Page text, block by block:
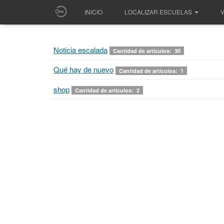
INICIO LOCALIZAR ESCUELAS
Noticia escalada Cantidad de artículos: 30
Qué hay de nuevo Cantidad de artículos: 1
shop Cantidad de artículos: 2